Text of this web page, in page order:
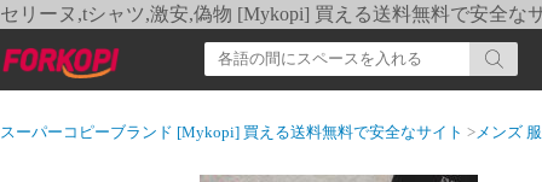
セリーヌ,tシャツ,激安,偽物 [Mykopi] 買える送料無料で安全な
スーパーコピーブランド [Mykopi] 買える送料無料で安全なサイト >メンズ 服